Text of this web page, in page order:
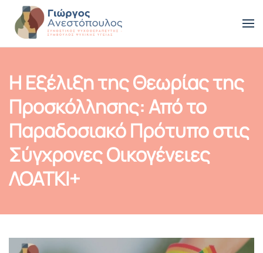
Skip to main content
Η Εξέλιξη της Θεωρίας της
Προσκόλλησης: Από το
Παραδοσιακό Πρότυπο στις
Σύγχρονες Οικογένειες
ΛΟΑΤΚΙ+